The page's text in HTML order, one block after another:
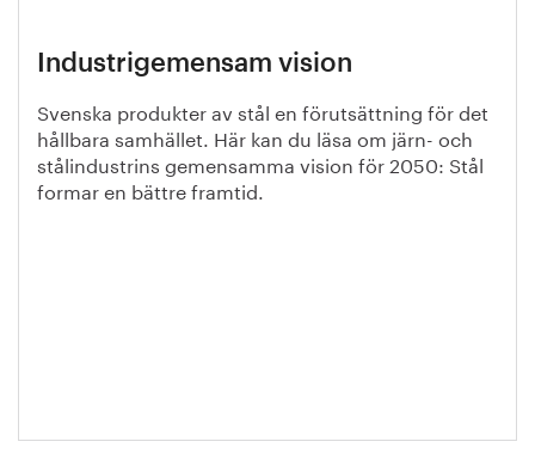
Industrigemensam vision
Svenska produkter av stål en förutsättning för det
hållbara samhället. Här kan du läsa om järn- och
stålindustrins gemensamma vision för 2050: Stål
formar en bättre framtid.